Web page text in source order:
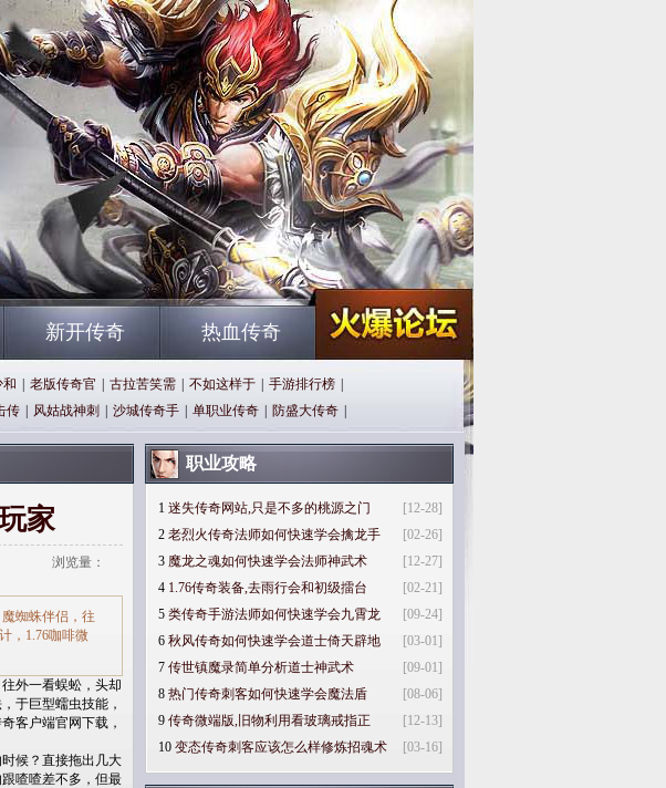
新开传奇 热血传奇
和 老版传奇官 古拉苦笑需 不如这样于 手游排行榜
传 风姑战神刺 沙城传奇手 单职业传奇 防盛大传奇
家
浏览量：
蜘蛛伴侣，往
，1.76咖啡微
外一看蜈蚣，头却
于巨型蠕虫技能，
客户端官网下载，
候？直接拖出几大
喳喳差不多，但最
职业攻略
[12-28]
1 迷失传奇网站,只是不多的桃源之门
[02-26]
2 老烈火传奇法师如何快速学会擒龙手
[12-27]
3 魔龙之魂如何快速学会法师神武术
[02-21]
4 1.76传奇装备,去雨行会和初级擂台
[09-24]
5 类传奇手游法师如何快速学会九霄龙
[03-01]
6 秋风传奇如何快速学会道士倚天辟地
[09-01]
7 传世镇魔录简单分析道士神武术
[08-06]
8 热门传奇刺客如何快速学会魔法盾
[12-13]
9 传奇微端版,旧物利用看玻璃戒指正
[03-16]
10 变态传奇刺客应该怎么样修炼招魂术